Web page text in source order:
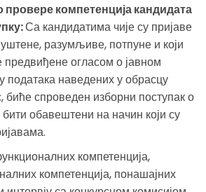
компетенција кандидата
Са кандидатима чије су пријаве
разумљиве, потпуне и који
предвиђене огласом о јавном
података наведених у обрасцу
биће спроведен изборни поступак о
обавештени на начин који су
компетенција,
компетенција, понашајних